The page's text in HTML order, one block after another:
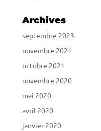
Archives
septembre 2023
novembre 2021
octobre 2021
novembre 2020
mai 2020
avril 2020
janvier 2020